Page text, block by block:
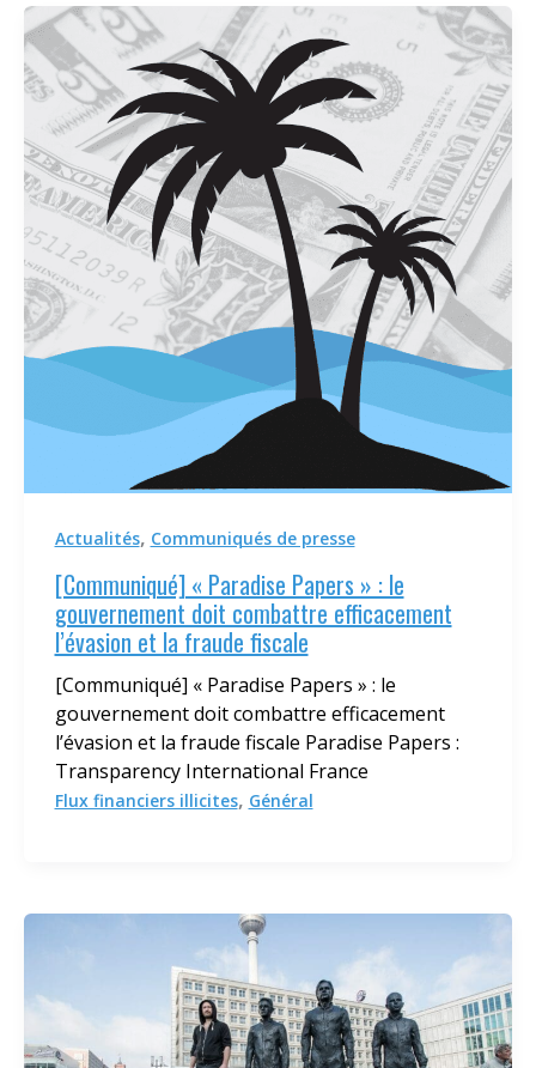
Actualités, Communiqués de presse
[Communiqué] « Paradise Papers » : le
gouvernement doit combattre efficacement
l’évasion et la fraude fiscale
[Communiqué] « Paradise Papers » : le
gouvernement doit combattre efficacement
l’évasion et la fraude fiscale Paradise Papers :
Transparency International France
Flux financiers illicites, Général